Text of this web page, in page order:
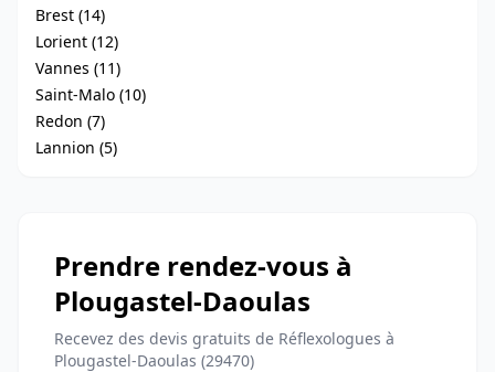
Brest (14)
Lorient (12)
Vannes (11)
Saint-Malo (10)
Redon (7)
Lannion (5)
Prendre rendez-vous à
Plougastel-Daoulas
Recevez des devis gratuits de Réflexologues à
Plougastel-Daoulas (29470)